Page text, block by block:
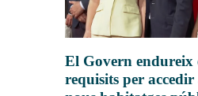
El Govern endureix
requisits per accedir